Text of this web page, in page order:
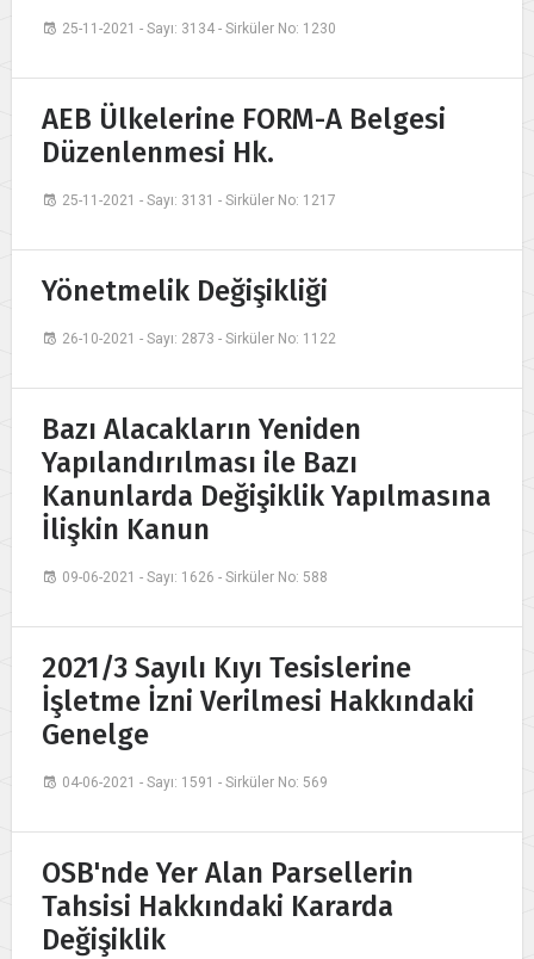
25-11-2021 - Sayı: 3134 - Sirküler No: 1230
AEB Ülkelerine FORM-A Belgesi
Düzenlenmesi Hk.
25-11-2021 - Sayı: 3131 - Sirküler No: 1217
Yönetmelik Değişikliği
26-10-2021 - Sayı: 2873 - Sirküler No: 1122
Bazı Alacakların Yeniden
Yapılandırılması ile Bazı
Kanunlarda Değişiklik Yapılmasına
İlişkin Kanun
09-06-2021 - Sayı: 1626 - Sirküler No: 588
2021/3 Sayılı Kıyı Tesislerine
İşletme İzni Verilmesi Hakkındaki
Genelge
04-06-2021 - Sayı: 1591 - Sirküler No: 569
OSB'nde Yer Alan Parsellerin
Tahsisi Hakkındaki Kararda
Değişiklik